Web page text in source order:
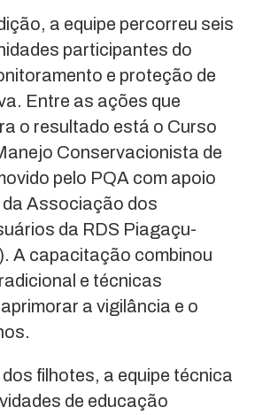
a equipe percorreu seis
participantes do
e proteção de
Entre as ações que
o resultado está o Curso
Conservacionista de
pelo PQA com apoio
Associação dos
da RDS Piagaçu-
A capacitação combinou
e técnicas
a vigilância e o
filhotes, a equipe técnica
de educação